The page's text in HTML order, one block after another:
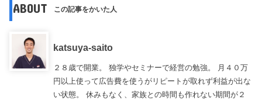
ABOUT この記事をかいた人
katsuya-saito
２８歳で開業。 独学やセミナーで経営の勉強。 月４０万
円以上使って広告費を使うがリピートが取れず利益が出な
い状態。 休みもなく、家族との時間も作れない期間が２